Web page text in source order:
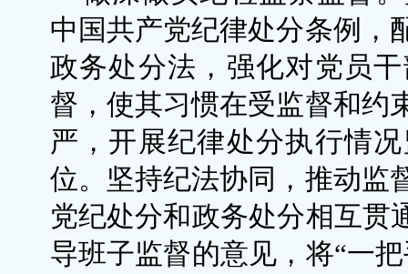
中国共产党纪律处分条例，
政务处分法，强化对党员
督，使其习惯在受监督和约
严，开展纪律处分执行情
位。坚持纪法协同，推动监
党纪处分和政务处分相互贯
导班子监督的意见，将“一